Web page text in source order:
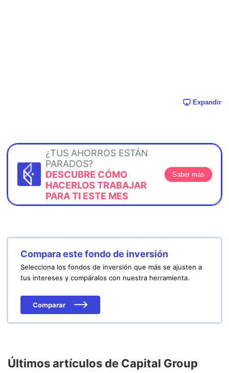
Expandir
¿TUS AHORROS ESTÁN
PARADOS?
DESCUBRE CÓMO
HACERLOS TRABAJAR
PARA TI ESTE MES
Saber más
Compara este fondo de inversión
Selecciona los fondos de inversión que más se ajusten a
tus intereses y compáralos con nuestra herramienta.
Comparar
Últimos artículos de Capital Group